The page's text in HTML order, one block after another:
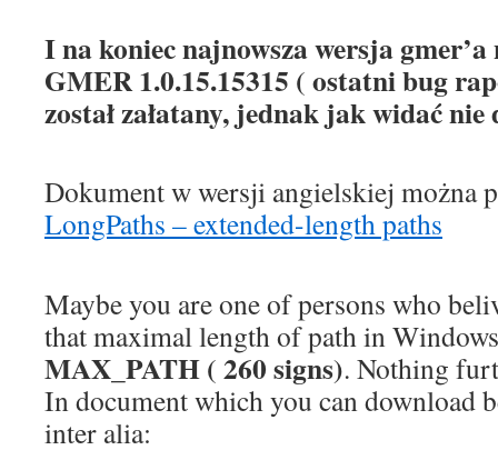
I na koniec najnowsza wersja gmer’a
GMER 1.0.15.15315 ( ostatni bug
został załatany, jednak jak widać
Dokument w wersji angielskiej można
LongPaths – extended-length paths
Maybe you are one of persons who
that maximal length of path in
MAX_PATH ( 260 signs). Nothing
In document which you can download
inter alia: